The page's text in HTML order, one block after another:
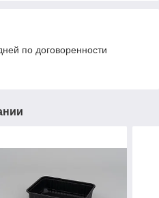
по договоренности